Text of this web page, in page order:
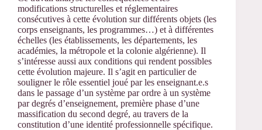
modifications structurelles et réglementaires
consécutives à cette évolution sur différents objets (les
corps enseignants, les programmes…) et à différentes
échelles (les établissements, les départements, les
académies, la métropole et la colonie algérienne). Il
s’intéresse aussi aux conditions qui rendent possibles
cette évolution majeure. Il s’agit en particulier de
souligner le rôle essentiel joué par les enseignant.e.s
dans le passage d’un système par ordre à un système
par degrés d’enseignement, première phase d’une
massification du second degré, au travers de la
constitution d’une identité professionnelle spécifique.